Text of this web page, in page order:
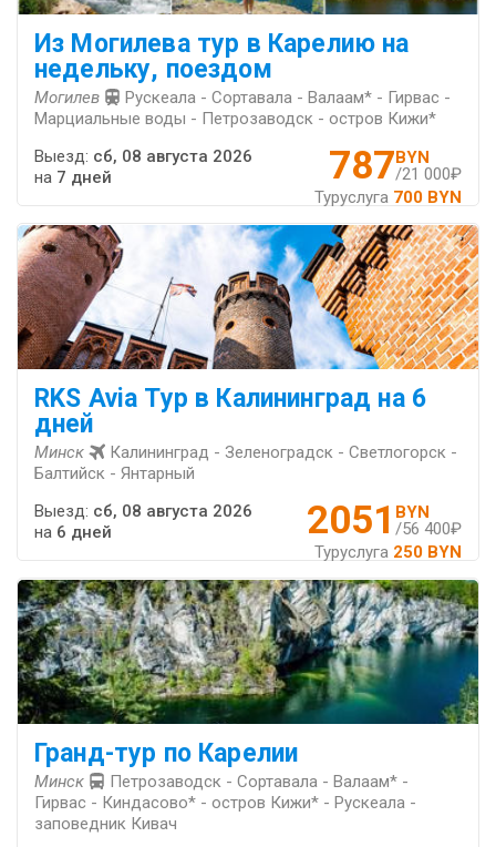
Из Могилева тур в Карелию на
недельку, поездом
Могилев
Рускеала - Сортавала - Валаам* - Гирвас -
Марциальные воды - Петрозаводск - остров Кижи*
787BYN
/21 000₽
Туруслуга 700 BYN
Выезд: сб, 08 августа 2026
на 7 дней
RKS Avia Тур в Калининград на 6
дней
Минск
Калининград - Зеленоградск - Светлогорск -
Балтийск - Янтарный
2051 BYN
/56 400₽
Туруслуга 250 BYN
Выезд: сб, 08 августа 2026
на 6 дней
Гранд-тур по Карелии
Минск
Петрозаводск - Сортавала - Валаам* -
Гирвас - Киндасово* - остров Кижи* - Рускеала -
заповедник Кивач